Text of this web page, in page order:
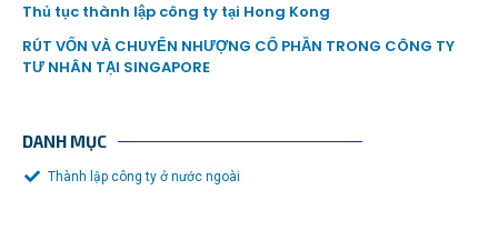
Thủ tục thành lập công ty tại Hong Kong
RÚT VỐN VÀ CHUYỂN NHƯỢNG CỔ PHẦN TRONG CÔNG TY
TƯ NHÂN TẠI SINGAPORE
DANH MỤC
Thành lập công ty ở nước ngoài